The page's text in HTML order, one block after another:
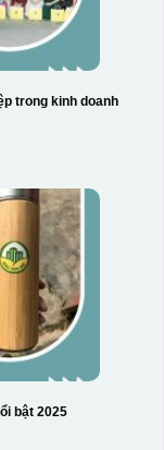
trong kinh doanh
bật 2025